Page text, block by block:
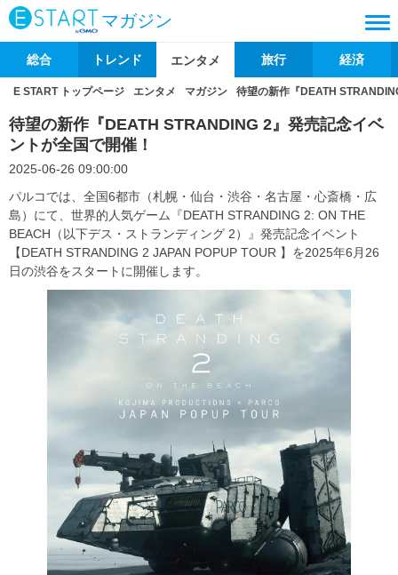
マガジン
総合 トレンド エンタメ 旅行 経済
E START トップページ エンタメ マガジン 待望の新作『DEATH
待望の新作『DEATH STRANDING 2』発売記念イベ
ントが全国で開催！
2025-06-26 09:00:00
パルコでは、全国6都市（札幌・仙台・渋谷・名古屋・心斎橋・広
島）にて、世界的人気ゲーム『DEATH STRANDING 2: ON THE
BEACH（以下デス・ストランディング 2）』発売記念イベント
【DEATH STRANDING 2 JAPAN POPUP TOUR 】を2025年6月26
日の渋谷をスタートに開催します。